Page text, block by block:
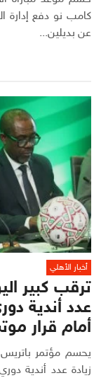
عن بديلين...
أخبار الأهلي
ترقب كبير
عدد أندية
أمام قرار
يحسم مؤتمر
زيادة عدد أندية